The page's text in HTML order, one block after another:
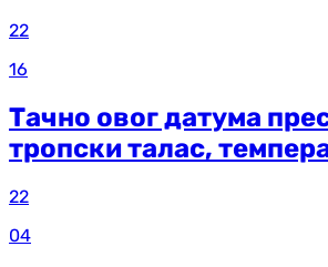
22
16
Тачно овог датума
тропски талас,
22
04